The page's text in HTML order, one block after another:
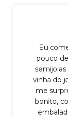
Eu
pouco
vinha do
me
bonito,